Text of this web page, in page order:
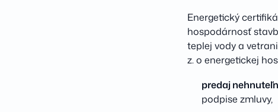
Energetický
hospodárnosť
teplej vody a
z. o energetickej
predaj
podpise zmluvy,